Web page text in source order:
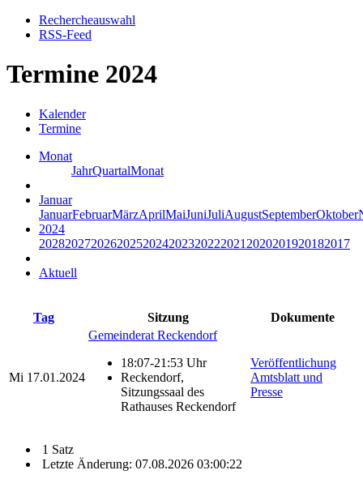
Rechercheauswahl
RSS-Feed
Termine 2024
Kalender
Termine
Monat
JahrQuartalMonat
Januar
JanuarFebruarMärzAprilMaiJuniJuliAugustSeptemberOktober
2024
20282027202620252024202320222021 2020201920182017
Aktuell
Tag Sitzung Dokumente
Mi 17.01.2024
Gemeinderat Reckendorf
18:07-21:53 Uhr
Reckendorf,
Sitzungssaal des
Rathauses Reckendorf
Veröffentlichung
Amtsblatt und
Presse
1 Satz
Letzte Änderung: 07.08.2026 03:00:22